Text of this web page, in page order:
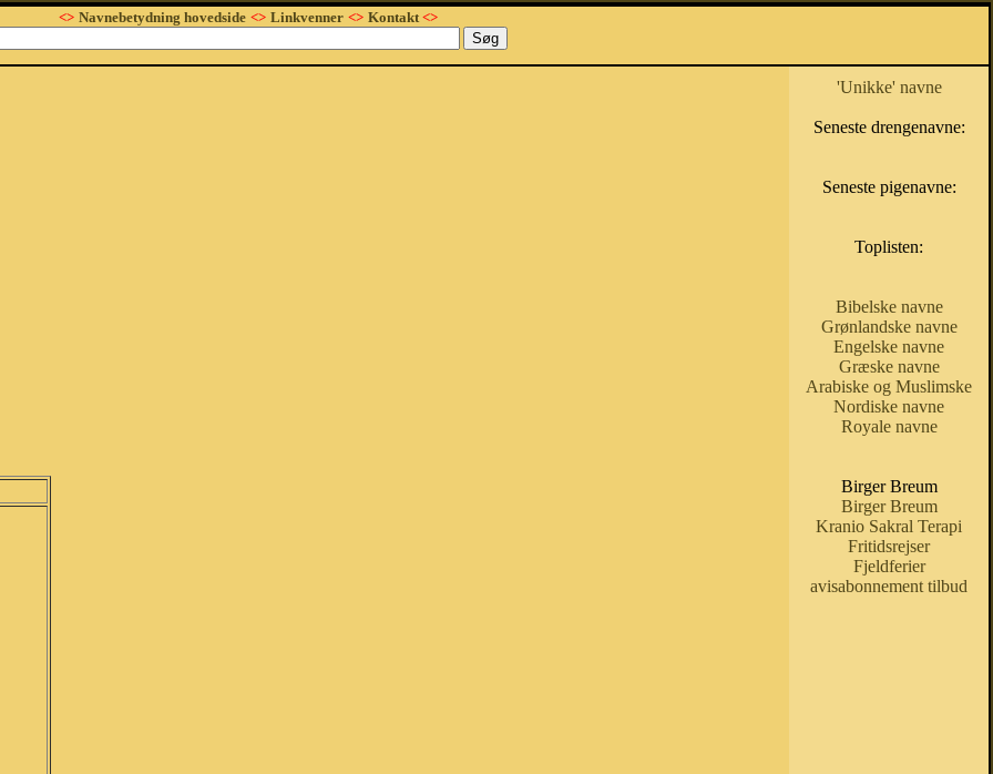
<> Navnebetydning hovedside <> Linkvenner <> Kontakt<>
'Unikke' navne
Seneste drengenavne:
Seneste pigenavne:
Toplisten:
Bibelske navne
Grønlandske navne
Engelske navne
Græske navne
Arabiske og Muslimske
Nordiske navne
Royale navne
Birger Breum
Birger Breum
Kranio Sakral Terapi
Fritidsrejser
Fjeldferier
avisabonnement tilbud